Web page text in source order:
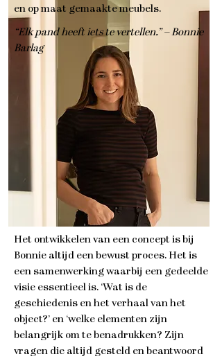
en op maat gemaakte meubels.
“Elk pand heeft iets te vertellen.” – Bonnie
Barlag
Het ontwikkelen van een concept is bij
Bonnie altijd een bewust proces. Het is
een samenwerking waarbij een gedeelde
visie essentieel is. ‘Wat is de
geschiedenis en het verhaal van het
object?’ en ‘welke elementen zijn
belangrijk om te benadrukken? Zijn
vragen die altijd gesteld en beantwoord